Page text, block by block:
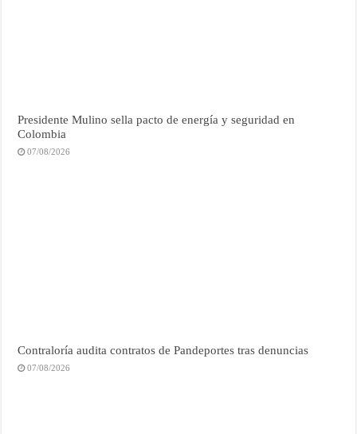
Presidente Mulino sella pacto de energía y seguridad en
Colombia
07/08/2026
Contraloría audita contratos de Pandeportes tras denuncias
07/08/2026